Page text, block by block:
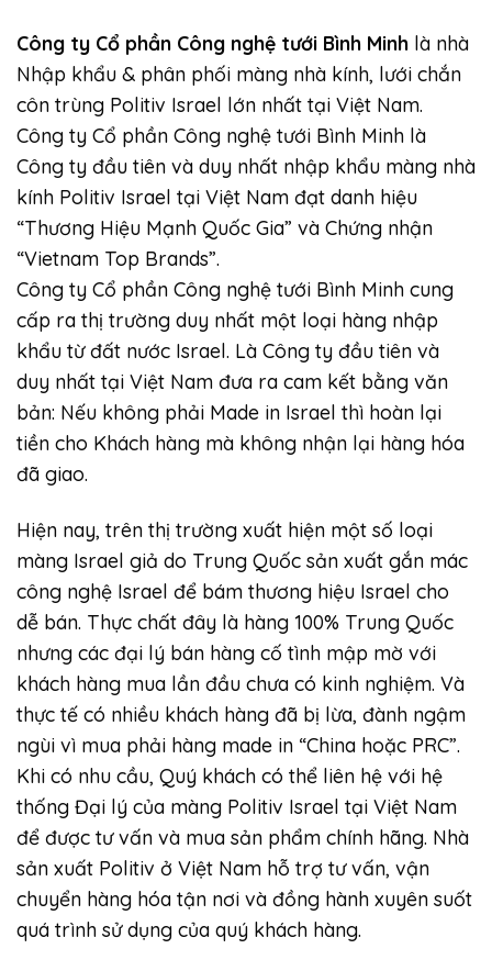
Công ty Cổ phần Công nghệ tưới Bình Minh là nhà
Nhập khẩu & phân phối màng nhà kính, lưới chắn
côn trùng Politiv Israel lớn nhất tại Việt Nam.
Công ty Cổ phần Công nghệ tưới Bình Minh là
Công ty đầu tiên và duy nhất nhập khẩu màng nhà
kính Politiv Israel tại Việt Nam đạt danh hiệu
“Thương Hiệu Mạnh Quốc Gia” và Chứng nhận
“Vietnam Top Brands”.
Công ty Cổ phần Công nghệ tưới Bình Minh cung
cấp ra thị trường duy nhất một loại hàng nhập
khẩu từ đất nước Israel. Là Công ty đầu tiên và
duy nhất tại Việt Nam đưa ra cam kết bằng văn
bản: Nếu không phải Made in Israel thì hoàn lại
tiền cho Khách hàng mà không nhận lại hàng hóa
đã giao.
Hiện nay, trên thị trường xuất hiện một số loại
màng Israel giả do Trung Quốc sản xuất gắn mác
công nghệ Israel để bám thương hiệu Israel cho
dễ bán. Thực chất đây là hàng 100% Trung Quốc
nhưng các đại lý bán hàng cố tình mập mờ với
khách hàng mua lần đầu chưa có kinh nghiệm. Và
thực tế có nhiều khách hàng đã bị lừa, đành ngậm
ngùi vì mua phải hàng made in “China hoặc PRC”.
Khi có nhu cầu, Quý khách có thể liên hệ với hệ
thống Đại lý của màng Politiv Israel tại Việt Nam
để được tư vấn và mua sản phẩm chính hãng. Nhà
sản xuất Politiv ở Việt Nam hỗ trợ tư vấn, vận
chuyển hàng hóa tận nơi và đồng hành xuyên suốt
quá trình sử dụng của quý khách hàng.